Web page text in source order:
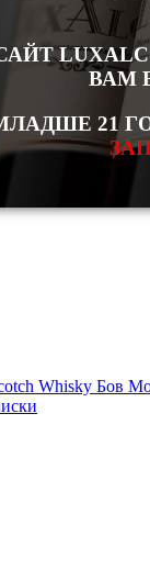
ВАМ
21
Whisky Бов